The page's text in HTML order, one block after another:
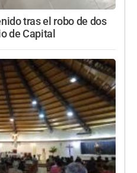
tras el robo de dos
de Capital